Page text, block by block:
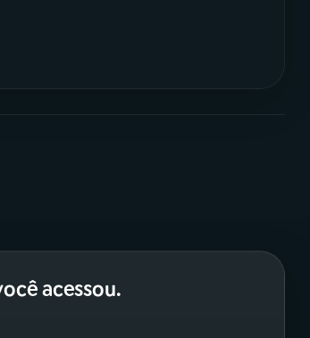
acessou.